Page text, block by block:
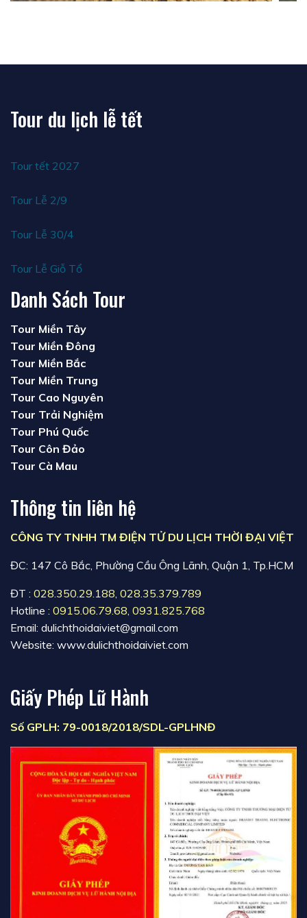
Tour du lịch lễ tết
Tour tết 2027
Tour Lễ 2/9
Tour Lễ 30/4
Tour Lễ Giỗ Tổ
Danh Sách Tour
Tour Miền Tây
Tour Miền Đông
Tour Miền Bắc
Tour Miền Trung
Tour Cao Nguyên
Tour Trải Nghiệm
Tour Phú Quốc
Tour Côn Đảo
Tour Cà Mau
Thông tin liên hệ
CÔNG TY TNHH TM ĐIỆN TỬ DU LỊCH THỜI ĐẠI VIỆT
ĐC: 147 Cô Bắc, Phường Cầu Ông Lãnh, Quận 1, Tp.HCM
ĐT : 028.350.29.188, 028.35.379.789
Hotline : 0915.06.79.68, 0931.825.768
Email: dulichthoidaiviet@gmail.com
Website: www.dulichthoidaiviet.com
Giấy Phép Lữ Hành
Số GPLH: 79-0018/2018/SDL-GPLHNĐ